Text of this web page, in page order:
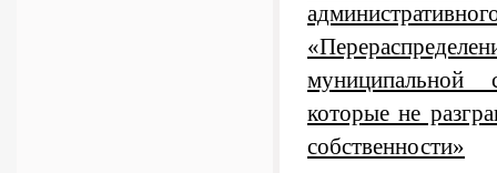
муниципальной
которые не
собственности»